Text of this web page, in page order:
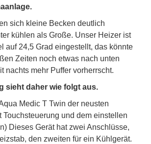
sich kleine Becken deutlich
kühlen als Große. Unser Heizer ist
auf 24,5 Grad eingestellt, das könnte
Zeiten noch etwas nach unten
nachts mehr Puffer vorherrscht.
sieht daher wie folgt aus.
Medic T Twin der neusten
Touchsteuerung und dem einstellen
Dieses Gerät hat zwei Anschlüsse,
den zweiten für ein Kühlgerät.